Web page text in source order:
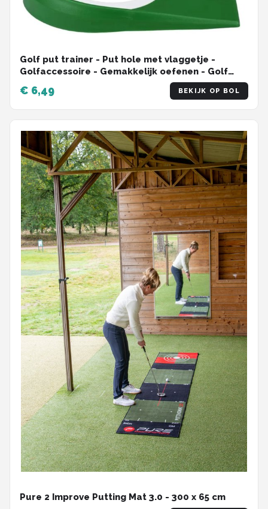
Golf put trainer - Put hole met vlaggetje -
Golfaccessoire - Gemakkelijk oefenen - Golf
€ 6,49 BEKIJK OP BOL
Pure 2 Improve Putting Mat 3.0 - 300 x 65 cm